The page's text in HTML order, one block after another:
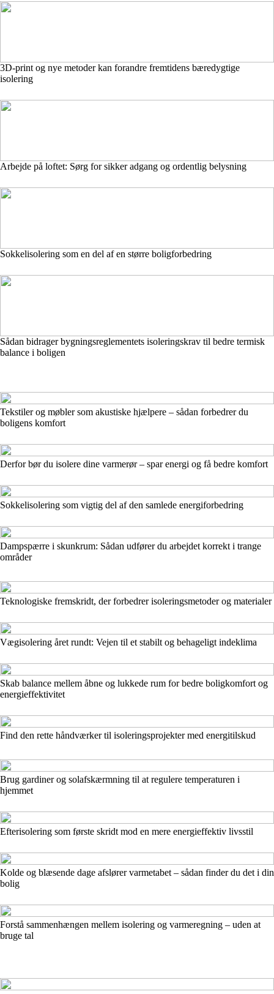
3D-print og nye metoder kan forandre fremtidens bæredygtige
isolering
Arbejde på loftet: Sørg for sikker adgang og ordentlig belysning
Sokkelisolering som en del af en større boligforbedring
Sådan bidrager bygningsreglementets isoleringskrav til bedre termisk
balance i boligen
Tekstiler og møbler som akustiske hjælpere – sådan forbedrer du
boligens komfort
Derfor bør du isolere dine varmerør – spar energi og få bedre komfort
Sokkelisolering som vigtig del af den samlede energiforbedring
Dampspærre i skunkrum: Sådan udfører du arbejdet korrekt i trange
områder
Teknologiske fremskridt, der forbedrer isoleringsmetoder og materialer
Vægisolering året rundt: Vejen til et stabilt og behageligt indeklima
Skab balance mellem åbne og lukkede rum for bedre boligkomfort og
energieffektivitet
Find den rette håndværker til isoleringsprojekter med energitilskud
Brug gardiner og solafskærmning til at regulere temperaturen i
hjemmet
Efterisolering som første skridt mod en mere energieffektiv livsstil
Kolde og blæsende dage afslører varmetabet – sådan finder du det i din
bolig
Forstå sammenhængen mellem isolering og varmeregning – uden at
bruge tal